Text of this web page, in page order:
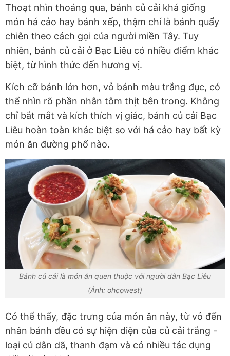
Thoạt nhìn thoáng qua, bánh củ cải khá giống
món há cảo hay bánh xếp, thậm chí là bánh quẩy
chiên theo cách gọi của người miền Tây. Tuy
nhiên, bánh củ cải ở Bạc Liêu có nhiều điểm khác
biệt, từ hình thức đến hương vị.
Kích cỡ bánh lớn hơn, vỏ bánh màu trắng đục, có
thể nhìn rõ phần nhân tôm thịt bên trong. Không
chỉ bắt mắt và kích thích vị giác, bánh củ cải Bạc
Liêu hoàn toàn khác biệt so với há cảo hay bất kỳ
món ăn đường phố nào.
Bánh củ cải là món ăn quen thuộc với người dân Bạc Liêu
(Ảnh: ohcowest)
Có thể thấy, đặc trưng của món ăn này, từ vỏ đến
nhân bánh đều có sự hiện diện của củ cải trắng -
loại củ dân dã, thanh đạm và có nhiều tác dụng